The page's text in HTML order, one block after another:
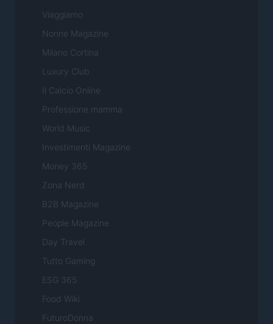
Viaggiamo
Nonne Magazine
Milano Cortina
Luxury Club
Il Calcio Online
Professione mamma
World Music
Investimenti Magazine
Money 365
Zona Nerd
B2B Magazine
People Magazine
Day Travel
Tutto Gaming
ESG 365
Food Wiki
FuturoDonna